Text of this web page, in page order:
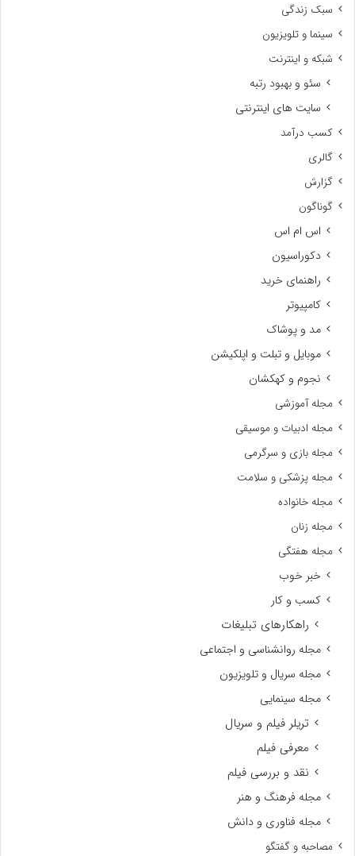
سبک زندگی
سینما و تلویزیون
شبکه و اینترنت
سئو و بهبود رتبه
سایت های اینترنتی
کسب درآمد
گالری
گزارش
گوناگون
اس ام اس
دکوراسیون
راهنمای خرید
کامپیوتر
مد و پوشاک
موبایل و تبلت و اپلکیشن
نجوم و کهکشان
مجله آموزشی
مجله ادبیات و موسیقی
مجله بازی و سرگرمی
مجله پزشکی و سلامت
مجله خانواده
مجله زنان
مجله هفتگی
خبر خوب
کسب و کار
راهکارهای تبلیغات
مجله روانشناسی و اجتماعی
مجله سریال و تلویزیون
مجله سینمایی
تریلر فیلم و سریال
معرفی فیلم
نقد و بررسی فیلم
مجله فرهنگ و هنر
مجله فناوری و دانش
مصاحبه و گفتگو